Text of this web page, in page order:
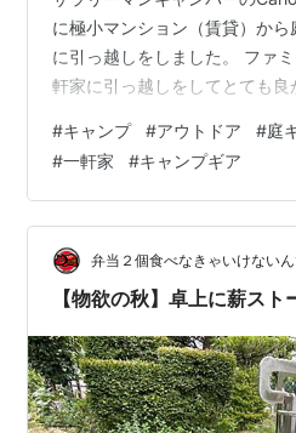
に極小マンション（賃貸）から
に引っ越しをしました。 ファ
軒家に引っ越しをしてとても良
す。 引っ越しの理由 一軒家に
★意外にキャンプギアが大活躍
納ができた ★キャンプギアの
ができる ★庭でテントが干せ
影もできるようになった まと
赤ん坊の頃から住ん…
#キャンプ #アウトドア #庭
#一軒家 #キャンプギア
弁当２個食べなきゃいけないん
【物欲の秋】卓上に薪スト